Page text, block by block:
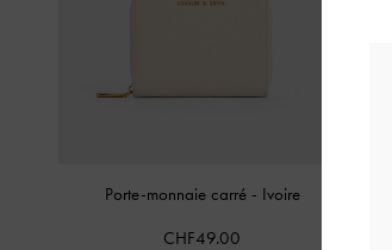
Porte-monnaie carré - Ivoire
CHF49.00